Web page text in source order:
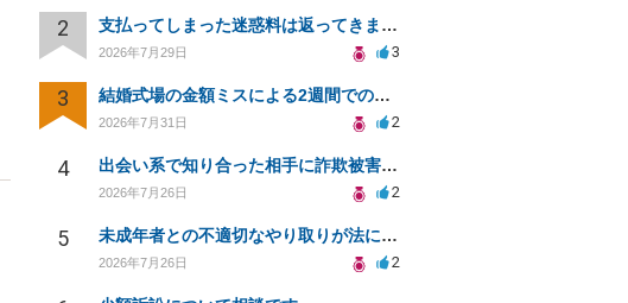
2 支払ってしまった迷惑料は返ってきますか？
2026年7月29日 3
3 結婚式場の金額ミスによる2週間での解約。キャンセル料10万円の免除は可能か。
2026年7月31日 2
4 出会い系で知り合った相手に詐欺被害、免許証の悪用リスクと対策。
2026年7月26日 2
5 未成年者との不適切なやり取りが法に触れる可能性と対処法
2026年7月26日 2